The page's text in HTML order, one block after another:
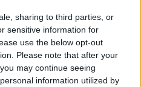
sharing to third parties, or
sensitive information for
use the below opt-out
Please note that after your
may continue seeing
information utilized by